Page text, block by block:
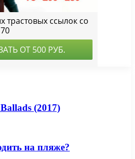
(2017)
на пляже?